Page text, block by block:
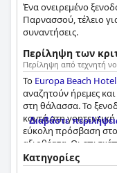
Ένα ονειρεμένο
Παρνασσού, τέλειο
συναντήσεις.
Περίληψη των
Περίληψη από τεχνητή
Το Europa Beach Hotel
αναζητούν ήρεμες
στη θάλασσα. Το
κοντά στη
εύκολη πρόσβαση
αξιοθέατα. Οι
από τα δωμάτιά τους
με άμεση θέα στη
Διαβάστε
Κατηγορίες